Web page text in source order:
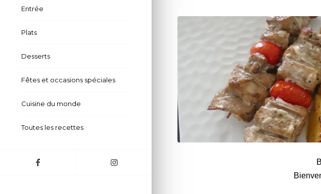
Entrée
Plats
Desserts
Fêtes et occasions spéciales
Cuisine du monde
Toutes les recettes